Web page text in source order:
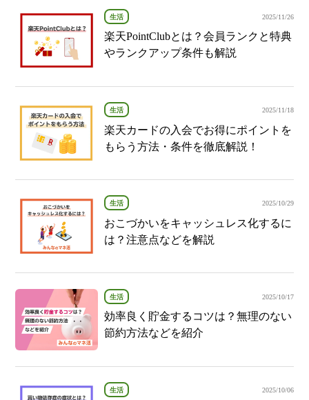
生活 2025/11/26
楽天PointClubとは？会員ランクと特典
やランクアップ条件も解説
生活 2025/11/18
楽天カードの入会でお得にポイントを
もらう方法・条件を徹底解説！
生活 2025/10/29
おこづかいをキャッシュレス化するに
は？注意点などを解説
生活 2025/10/17
効率良く貯金するコツは？無理のない
節約方法などを紹介
生活 2025/10/06